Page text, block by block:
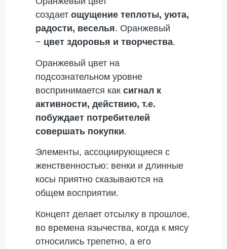
создает ощущение теплоты, уюта,
радости, веселья. Оранжевый
− цвет здоровья и творчества.
Оранжевый цвет на
подсознательном уровне
воспринимается как сигнал к
активности, действию, т.е.
побуждает потребителей
совершать покупки.
Элементы, ассоциирующиеся с
женственностью: венки и длинные
косы приятно сказываются на
общем восприятии.
Концепт делает отсылку в прошлое,
во времена язычества, когда к мясу
относились трепетно, а его